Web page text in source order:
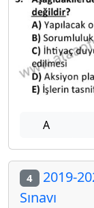
A
4 2019-
Sınavı